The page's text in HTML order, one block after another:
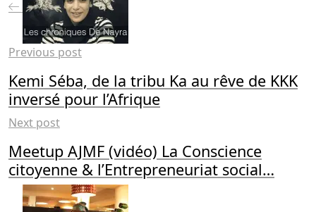
Previous post
Kemi Séba, de la tribu Ka au rêve de KKK
inversé pour l’Afrique
Next post
Meetup AJMF (vidéo) La Conscience
citoyenne & l’Entrepreneuriat social…